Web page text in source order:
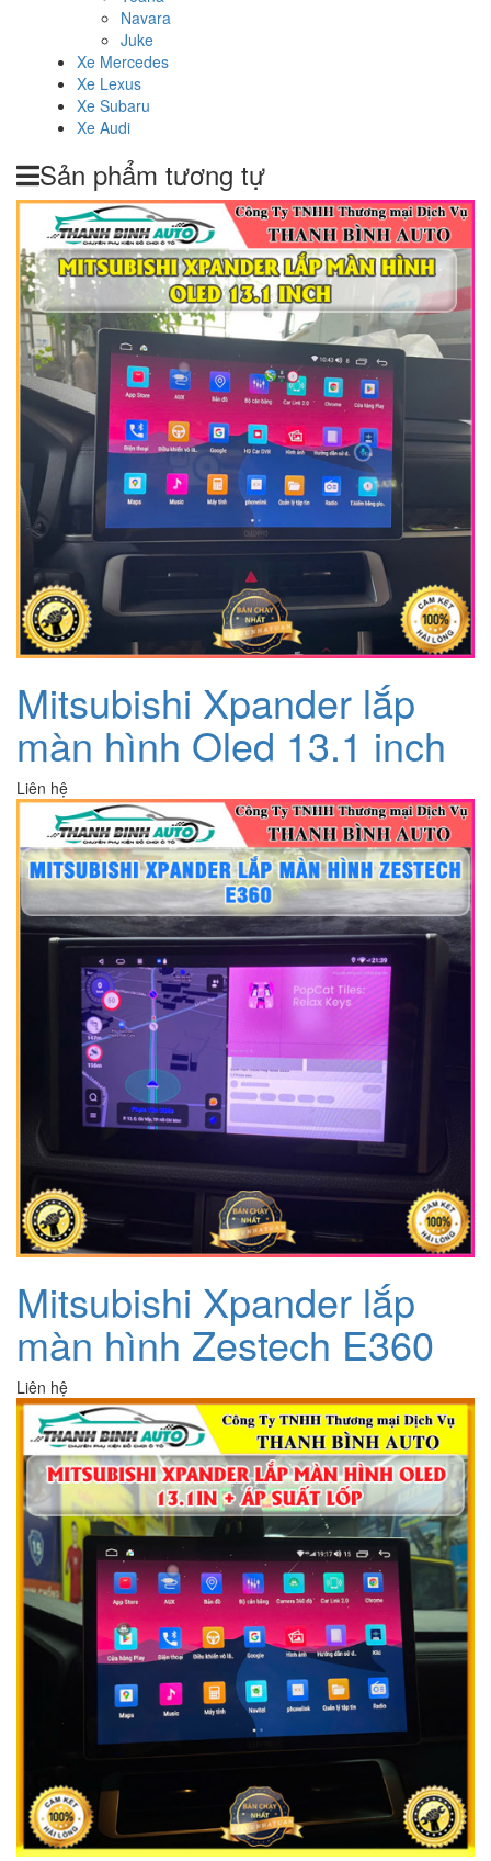
Navara
Juke
Xe Mercedes
Xe Lexus
Xe Subaru
Xe Audi
Sản phẩm tương tự
Mitsubishi Xpander lắp
màn hình Oled 13.1 inch
Liên hệ
Mitsubishi Xpander lắp
màn hình Zestech E360
Liên hệ